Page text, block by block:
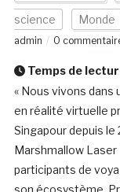
science Monde
admin
0
Temps de
« Nous vivons dans
en réalité virtuelle
Singapour depuis
Marshmallow Laser
participants de